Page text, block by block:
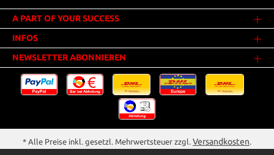
A PART OF YOUR SUCCESS
INFOS
NEWSLETTER ABONNIEREN
* Alle Preise inkl. gesetzl. Mehrwertsteuer zzgl. Versandkosten.